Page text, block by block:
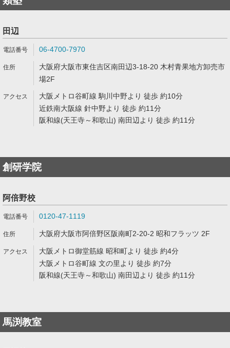
田辺
06-4700-7970
大阪府大阪市東住吉区南田辺3-18-20 木村青果地方卸売市
場2F
大阪メトロ谷町線 駒川中野より 徒歩 約10分
近鉄南大阪線 針中野より 徒歩 約11分
阪和線(天王寺～和歌山) 南田辺より 徒歩 約11分
創研学院
阿倍野校
0120-47-1119
大阪府大阪市阿倍野区阪南町2-20-2 昭和フラッツ 2F
大阪メトロ御堂筋線 昭和町より 徒歩 約4分
大阪メトロ谷町線 文の里より 徒歩 約7分
阪和線(天王寺～和歌山) 南田辺より 徒歩 約11分
馬渕教室